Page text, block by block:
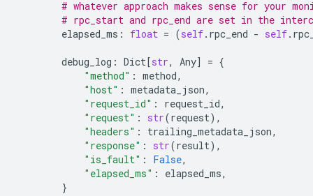
# whatever approach makes sense for your
# rpc_start and rpc_end are set in the
elapsed_ms : float = (self. rpc_end - self.
debug_log : Dict[str, Any] = {
"method" : method,
"host" : metadata_json,
"request_id" : request_id,
"request" : str(request),
"headers" : trailing_metadata_json,
"response" : str(result),
"is_fault" : False,
"elapsed_ms" : elapsed_ms,
}